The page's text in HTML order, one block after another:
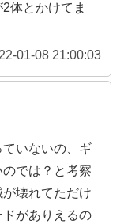
体とかけてま
01-08 21:00:03
いないの、ギ
では？と考察
壊れてただけ
がありえるの